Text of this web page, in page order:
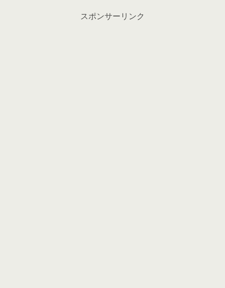
スポンサーリンク